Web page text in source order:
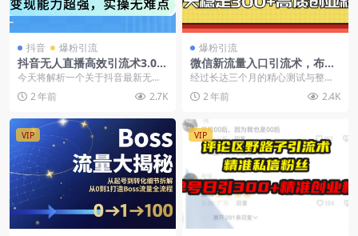
抖音 爆粉引流
抖音无人直播高效引流术3.0，
每天暴力引流300+创业粉，变
今天将解析一个关于抖音最新无人
直播引流创业粉
2 年前 2.7K
爆粉引流
微信新流量入口引流术，布局
关键词+长尾，每天稳定300
经过长达三个月的精心测试与整
理，我终于为大家呈现了这篇详尽
的问一问精准引流教程。...
2 年前 2.4K
VIP VIP